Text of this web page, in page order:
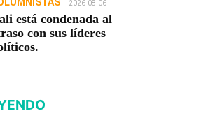
2026-08-06
está condenada al
con sus líderes